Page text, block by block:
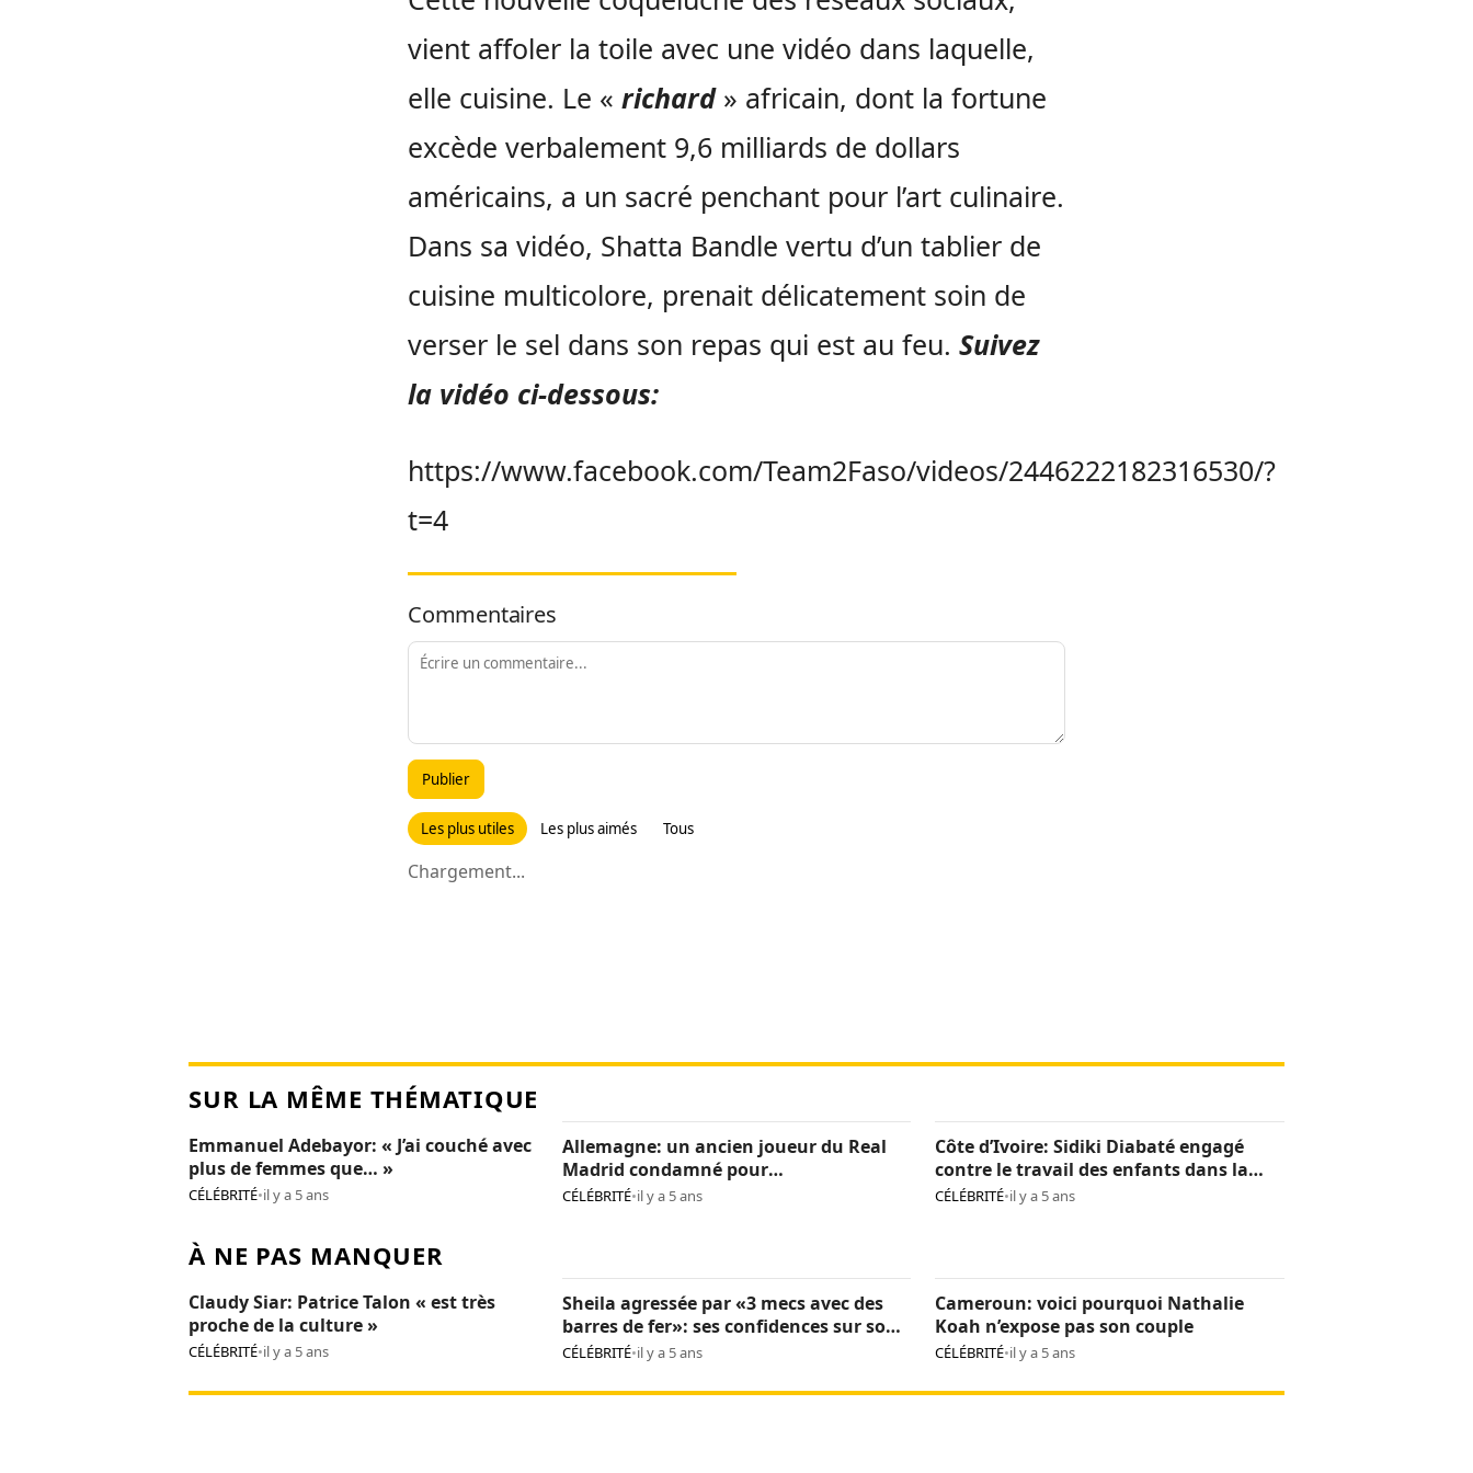
vient affoler la toile avec une vidéo dans laquelle,
elle cuisine. Le « richard» africain, dont la fortune
excède verbalement 9,6 milliards de dollars
américains, a un sacré penchant pour l’art culinaire.
Dans sa vidéo, Shatta Bandle vertu d’un tablier de
cuisine multicolore, prenait délicatement soin de
verser le sel dans son repas qui est au feu. Suivez
la vidéo ci-dessous:
https://www.facebook.com/Team2Faso/videos/2446222182316530/?
t=4
Commentaires
Publier
Les plus utiles Les plus aimés Tous
Chargement...
SUR LA MÊME THÉMATIQUE
Emmanuel Adebayor: « J’ai couché avec
plus de femmes que… »
CÉLÉBRITÉ•il y a 5 ans
Allemagne: un ancien joueur du Real
Madrid condamné pour
pédopornographie
CÉLÉBRITÉ•il y a 5 ans
Côte d’Ivoire: Sidiki Diabaté engagé
contre le travail des enfants dans la
cacaoculture
CÉLÉBRITÉ•il y a 5 ans
À NE PAS MANQUER
Claudy Siar: Patrice Talon « est très
proche de la culture »
CÉLÉBRITÉ•il y a 5 ans
Sheila agressée par «3 mecs avec des
barres de fer»: ses confidences sur son
calvaire
CÉLÉBRITÉ•il y a 5 ans
Cameroun: voici pourquoi Nathalie
Koah n’expose pas son couple
CÉLÉBRITÉ•il y a 5 ans